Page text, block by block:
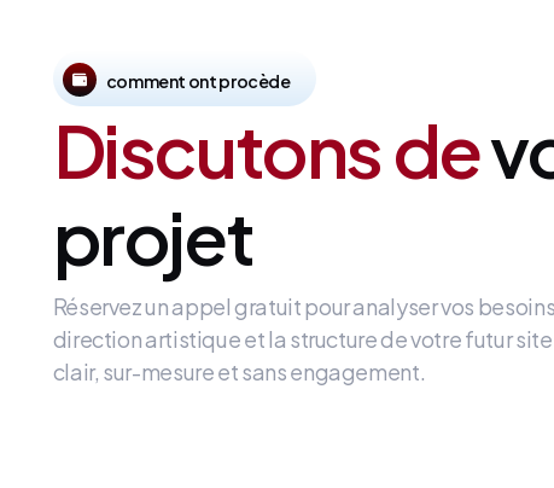
comment ont procède
Discutons de
projet
Réservez un appel gratuit pour analyser vos
direction artistique et la structure de votre futur
clair, sur-mesure et sans engagement.